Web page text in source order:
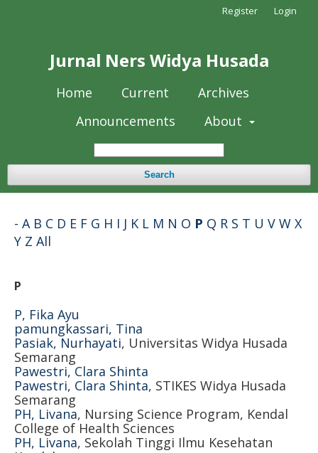
Jurnal Ners Widya Husada
Home Current
Archives
Announcements
About
Search
Register Login
- A B C D E F G H I J K L M N O P Q R S T U V W X
Y Z All
P
P, Fika Ayu
pamungkassari, Tina
Pasiak, Nurhayati, Universitas Widya Husada
Semarang
Pawestri, Clara Shinta
Pawestri, Clara Shinta, STIKES Widya Husada
Semarang
PH, Livana, Nursing Science Program, Kendal
College of Health Sciences
PH, Livana, Sekolah Tinggi Ilmu Kesehatan